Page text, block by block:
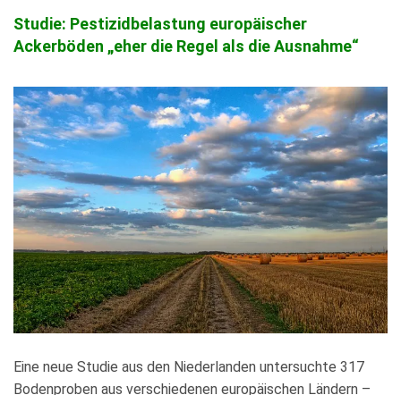
Studie: Pestizidbelastung europäischer
Ackerböden „eher die Regel als die Ausnahme“
Eine neue Studie aus den Niederlanden untersuchte 317
Bodenproben aus verschiedenen europäischen Ländern –